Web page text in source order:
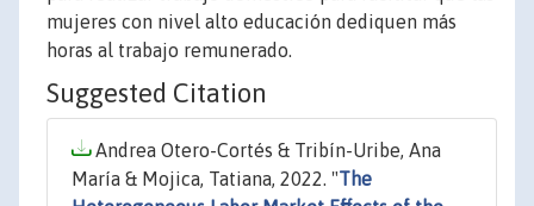
mujeres con nivel alto educación dediquen más
horas al trabajo remunerado.
Suggested Citation
Andrea Otero-Cortés & Tribín-Uribe, Ana
María & Mojica, Tatiana, 2022. "The